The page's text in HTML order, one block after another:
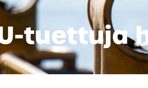
tuettuja